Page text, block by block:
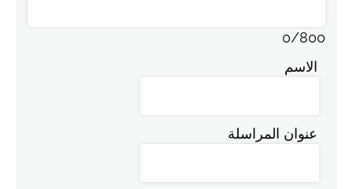
0/800
الاسم
عنوان المراسلة